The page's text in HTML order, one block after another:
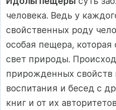
человека. Ведь у
свойственных роду
особая пещера,
свет природы.
прирожденных свойств
воспитания и бесед с
книг и от их